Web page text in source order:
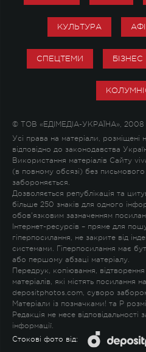
КУЛЬТУРА
СПЕЦТЕМИ БІЗНЕС
© ТОВ «ЕДІМЕДІА-УКРАЇНА», 2008
Усі права на матеріали,
відповідно до законодавства
Використання матеріалів Сайту
(в повному обсязі) без письмового
забороняється.
Дозволяється републікація та
більше 250 знаків для одного
обов'язковим зазначенням
Інтернет-ресурсів – пряме для
гіперпосилання, не закрите від
системами. Гіперпосилання має
або першому абзаці матеріалу.
Передрук, копіювання,
матеріалів, які містять посилання
depositphotos.com, суворо
Матеріали із позначками! та P
Редакція не несе відповідальності
інформації.
Стокові фото від: